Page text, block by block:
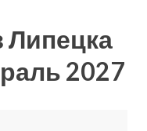
Липецка
2027